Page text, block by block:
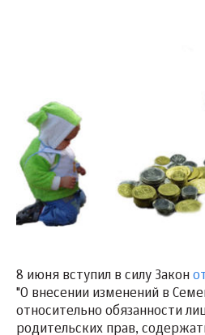
8 июня вступил в силу Закон
"О внесении изменений в
относительно обязанности
родительских прав,